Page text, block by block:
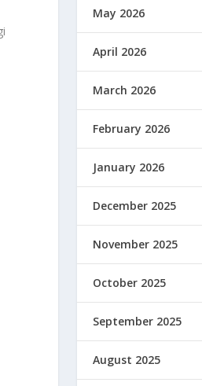
May 2026
April 2026
March 2026
February 2026
January 2026
December 2025
November 2025
October 2025
September 2025
August 2025